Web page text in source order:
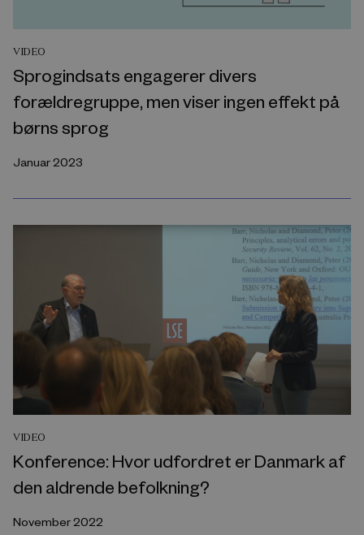
VIDEO
Sprogindsats engagerer divers
forældregruppe, men viser ingen effekt på
børns sprog
Januar 2023
VIDEO
Konference: Hvor udfordret er Danmark af
den aldrende befolkning?
November 2022